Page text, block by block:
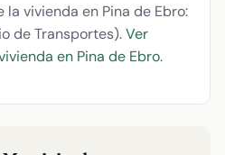
vivienda en Pina de Ebro:
de Transportes).Ver
en Pina de Ebro.